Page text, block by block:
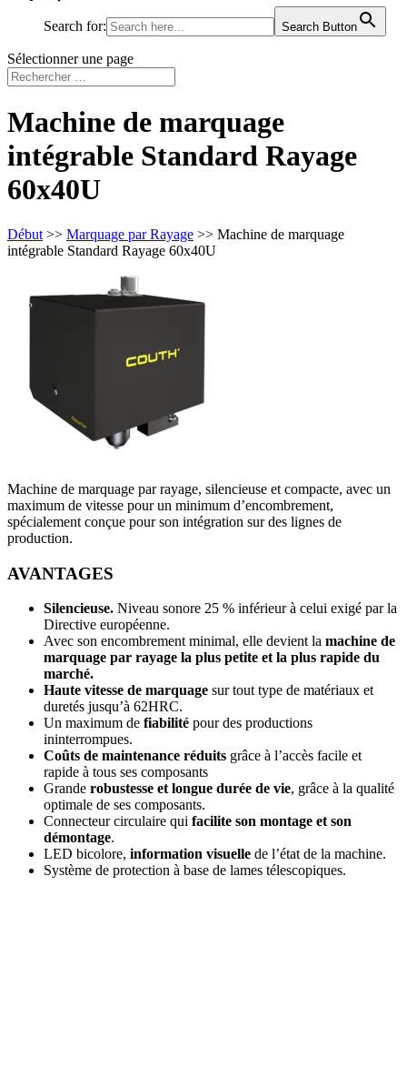
Search for: Search Button
Sélectionner une page
Machine de marquage
intégrable Standard Rayage
60x40U
Début >> Marquage par Rayage >> Machine de marquage
intégrable Standard Rayage 60x40U
Machine de marquage par rayage, silencieuse et compacte, avec un
maximum de vitesse pour un minimum d’encombrement,
spécialement conçue pour son intégration sur des lignes de
production.
AVANTAGES
Silencieuse. Niveau sonore 25 % inférieur à celui exigé par la
Directive européenne.
Avec son encombrement minimal, elle devient la machine de
marquage par rayage la plus petite et la plus rapide du
marché.
Haute vitesse de marquage sur tout type de matériaux et
duretés jusqu’à 62HRC.
Un maximum de fiabilité pour des productions
ininterrompues.
Coûts de maintenance réduits grâce à l’accès facile et
rapide à tous ses composants
Grande robustesse et longue durée de vie, grâce à la qualité
optimale de ses composants.
Connecteur circulaire qui facilite son montage et son
démontage.
LED bicolore, information visuelle de l’état de la machine.
Système de protection à base de lames télescopiques.